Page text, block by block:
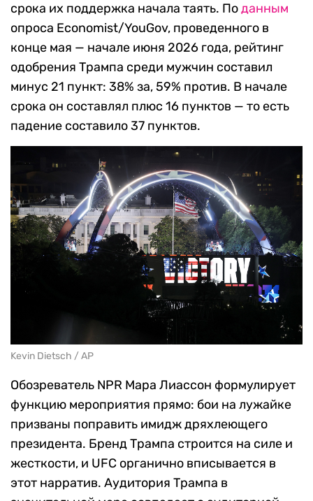
срока их поддержка начала таять. Поданным
опроса Economist/YouGov, проведенного в
конце мая — начале июня 2026 года, рейтинг
одобрения Трампа среди мужчин составил
минус 21 пункт: 38% за, 59% против. В начале
срока он составлял плюс 16 пунктов — то есть
падение составило 37 пунктов.
Kevin Dietsch / AP
Обозреватель NPR Мара Лиассон формулирует
функцию мероприятия прямо: бои на лужайке
призваны поправить имидж дряхлеющего
президента. Бренд Трампа строится на силе и
жесткости, и UFC органично вписывается в
этот нарратив. Аудитория Трампа в